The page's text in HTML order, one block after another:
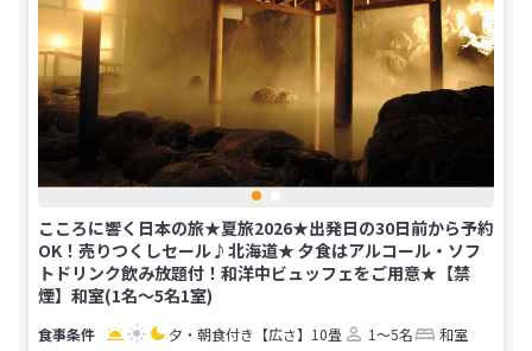
こころに響く日本の旅★夏旅2026★出発日の30日前から予約
OK！売りつくしセール♪北海道★ 夕食はアルコール・ソフ
トドリンク飲み放題付！和洋中ビュッフェをご用意★【禁
煙】和室(1名～5名1室)
夕・朝食付き 【広さ】10畳 1～5名
和室